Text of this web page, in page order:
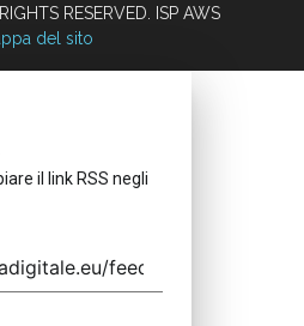
RESERVED. ISP AWS
del sito
il link RSS negli